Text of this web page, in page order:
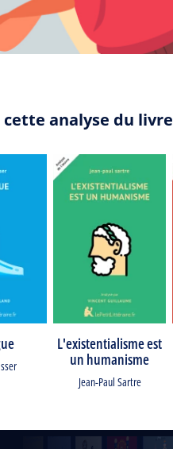
analyse du
L'existentialisme est
un humanisme
Jean-Paul Sartre